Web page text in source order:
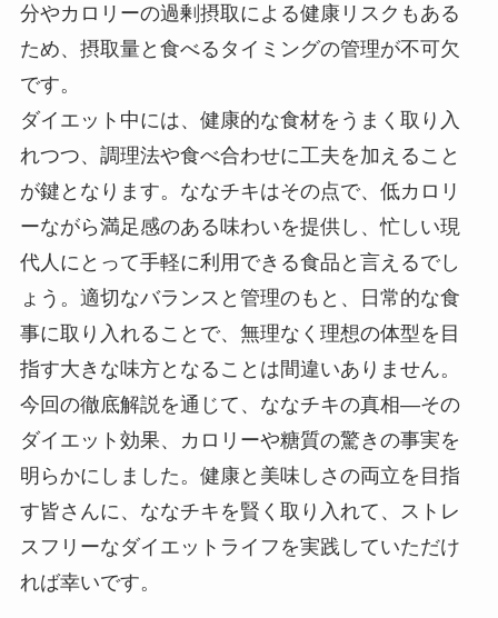
分やカロリーの過剰摂取による健康リスクもある
ため、摂取量と食べるタイミングの管理が不可欠
です。
ダイエット中には、健康的な食材をうまく取り入
れつつ、調理法や食べ合わせに工夫を加えること
が鍵となります。ななチキはその点で、低カロリ
ーながら満足感のある味わいを提供し、忙しい現
代人にとって手軽に利用できる食品と言えるでし
ょう。適切なバランスと管理のもと、日常的な食
事に取り入れることで、無理なく理想の体型を目
指す大きな味方となることは間違いありません。
今回の徹底解説を通じて、ななチキの真相―その
ダイエット効果、カロリーや糖質の驚きの事実を
明らかにしました。健康と美味しさの両立を目指
す皆さんに、ななチキを賢く取り入れて、ストレ
スフリーなダイエットライフを実践していただけ
れば幸いです。